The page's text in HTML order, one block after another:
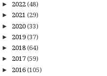
► 2022 (48)
► 2021 (29)
► 2020 (33)
► 2019 (37)
► 2018 (64)
► 2017 (59)
► 2016 (105)